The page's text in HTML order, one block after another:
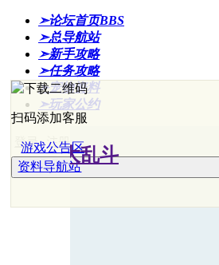
➣论坛首页BBS
➣总导航站
➣新手攻略
➣任务攻略
➣宠物资料
➣玩家公约
登录 注册
扫码添加客服
游戏公告区
资料导航站